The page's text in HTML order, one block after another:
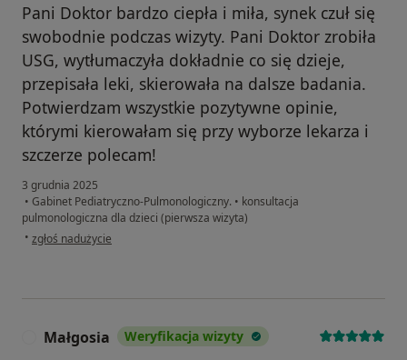
Pani Doktor bardzo ciepła i miła, synek czuł się
swobodnie podczas wizyty. Pani Doktor zrobiła
USG, wytłumaczyła dokładnie co się dzieje,
przepisała leki, skierowała na dalsze badania.
Potwierdzam wszystkie pozytywne opinie,
którymi kierowałam się przy wyborze lekarza i
szczerze polecam!
3 grudnia 2025
• Gabinet Pediatryczno-Pulmonologiczny. • konsultacja
pulmonologiczna dla dzieci (pierwsza wizyta)
• w opinii użytkownika MS
zgłoś nadużycie
Małgosia Weryfikacja wizyty